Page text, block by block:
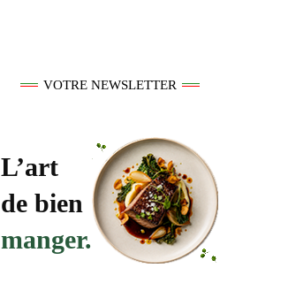
VOTRE NEWSLETTER
L’art
de bien
manger.